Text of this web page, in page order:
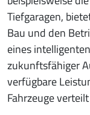
Tiefgaragen,
Bau und den
eines
zukunftsfähiger
verfügbare
Fahrzeuge